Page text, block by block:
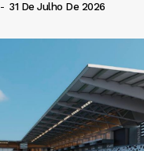
- 31 De Julho De 2026